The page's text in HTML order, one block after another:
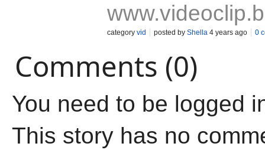
category vid posted by Shella 4 years ago 0
Comments (0)
You need to be logged
This story has no